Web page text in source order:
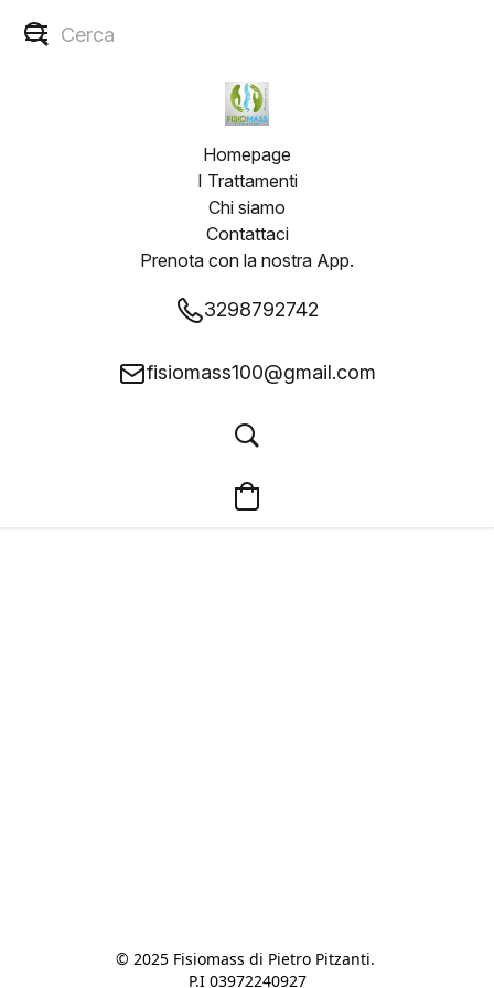
Homepage
I Trattamenti
Chi siamo
Contattaci
Prenota con la nostra App.
3298792742
fisiomass100@gmail.com
© 2025 Fisiomass di Pietro Pitzanti.
P.I 03972240927